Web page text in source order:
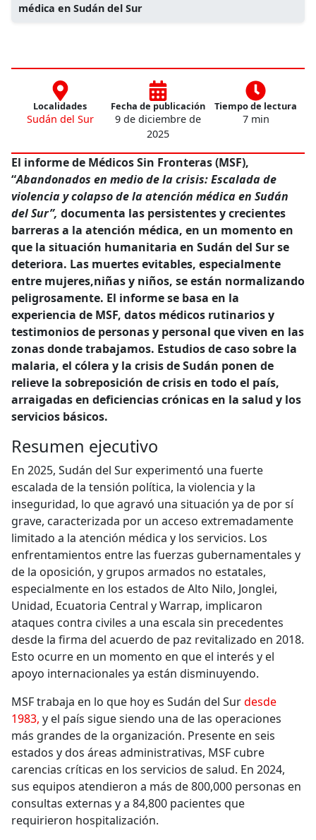
médica en Sudán del Sur
Localidades
Sudán del Sur
Fecha de publicación
9 de diciembre de
2025
Tiempo de lectura
7 min
El informe de Médicos Sin Fronteras (MSF),
“Abandonados en medio de la crisis: Escalada de
violencia y colapso de la atención médica en Sudán
del Sur”, documenta las persistentes y crecientes
barreras a la atención médica, en un momento en
que la situación humanitaria en Sudán del Sur se
deteriora. Las muertes evitables, especialmente
entre mujeres,niñas y niños, se están normalizando
peligrosamente. El informe se basa en la
experiencia de MSF, datos médicos rutinarios y
testimonios de personas y personal que viven en las
zonas donde trabajamos. Estudios de caso sobre la
malaria, el cólera y la crisis de Sudán ponen de
relieve la sobreposición de crisis en todo el país,
arraigadas en deficiencias crónicas en la salud y los
servicios básicos.
Resumen ejecutivo
En 2025, Sudán del Sur experimentó una fuerte
escalada de la tensión política, la violencia y la
inseguridad, lo que agravó una situación ya de por sí
grave, caracterizada por un acceso extremadamente
limitado a la atención médica y los servicios. Los
enfrentamientos entre las fuerzas gubernamentales y
de la oposición, y grupos armados no estatales,
especialmente en los estados de Alto Nilo, Jonglei,
Unidad, Ecuatoria Central y Warrap, implicaron
ataques contra civiles a una escala sin precedentes
desde la firma del acuerdo de paz revitalizado en 2018.
Esto ocurre en un momento en que el interés y el
apoyo internacionales ya están disminuyendo.
MSF trabaja en lo que hoy es Sudán del Surdesde
1983, y el país sigue siendo una de las operaciones
más grandes de la organización. Presente en seis
estados y dos áreas administrativas, MSF cubre
carencias críticas en los servicios de salud. En 2024,
sus equipos atendieron a más de 800,000 personas en
consultas externas y a 84,800 pacientes que
requirieron hospitalización.